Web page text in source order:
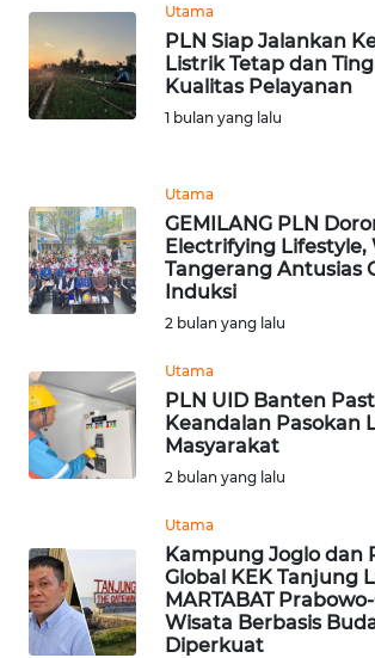
Utama
PLN Siap Jalankan
Listrik Tetap dan
Kualitas Pelayanan
1 bulan yang lalu
Utama
GEMILANG PLN
Electrifying Lifestyle,
Tangerang Antusias
Induksi
2 bulan yang lalu
Utama
PLN UID Banten
Keandalan Pasokan
Masyarakat
2 bulan yang lalu
Utama
Kampung Joglo dan
Global KEK Tanjung
MARTABAT
Wisata Berbasis
Diperkuat
KALSEL
WN
KALTIM
WN
GORONTALO
WN
MALUKU
WN
DAIRI